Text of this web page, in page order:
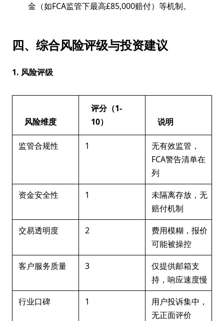
金（如FCA监管下最高£85,000赔付）等机制。
四、综合风险评级与投资建议
1. 风险评级
风险维度
评分（1-
10）
说明
监管合规性 1
无有效监管，
FCA警告清单在
列
资金安全性
1
未隔离存放，无
赔付机制
交易透明度
2
费用模糊，报价
可能被操控
客户服务质量
3
仅提供邮箱支
持，响应速度慢
行业口碑
1
用户投诉集中，
无正面评价